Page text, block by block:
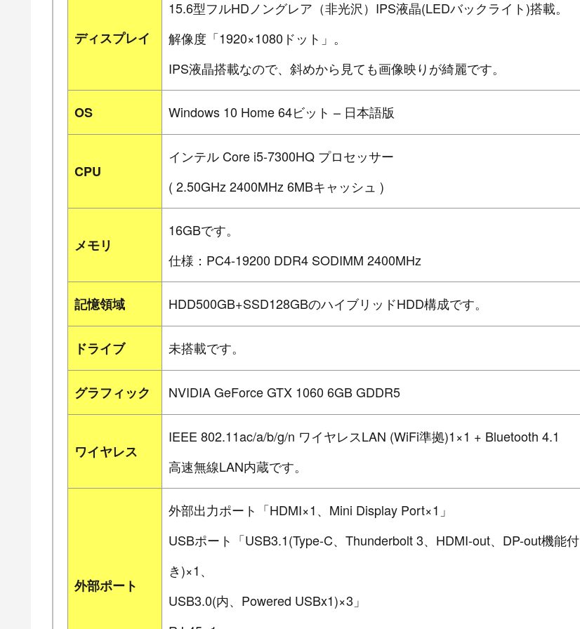
ディスプレイ
15.6型フルHDノングレア（非光沢）IPS液晶(LEDバックライト)搭載。
解像度「1920×1080ドット」。
IPS液晶搭載なので、斜めから見ても画像映りが綺麗です。
OS Windows 10 Home 64ビット – 日本語版
CPU
インテル Core i5-7300HQ プロセッサー
( 2.50GHz 2400MHz 6MBキャッシュ )
メモリ
16GBです。
仕様：PC4-19200 DDR4 SODIMM 2400MHz
記憶領域 HDD500GB+SSD128GBのハイブリッドHDD構成です。
ドライブ 未搭載です。
グラフィック NVIDIA GeForce GTX 1060 6GB GDDR5
ワイヤレス
IEEE 802.11ac/a/b/g/n ワイヤレスLAN (WiFi準拠)1×1 + Bluetooth 4.1
高速無線LAN内蔵です。
外部ポート
外部出力ポート「HDMI×1、Mini Display Port×1」
USBポート「USB3.1(Type-C、Thunderbolt 3、HDMI-out、DP-out機能付
き)×1、
USB3.0(内、Powered USBx1)×3」